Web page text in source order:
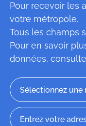
Pour recevoir les
votre métropole.
Tous les champs
Pour en savoir
données,